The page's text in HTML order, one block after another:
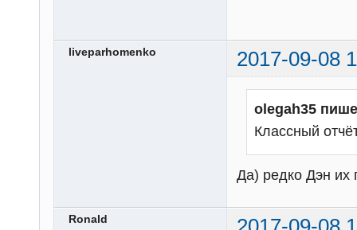
liveparhomenko 2017-09-08
olegah35
Классный
Да) редко Дэн их
Ronald